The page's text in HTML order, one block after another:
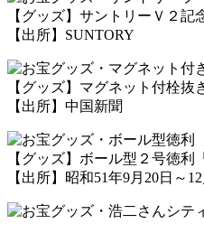
【グッズ】サントリーＶ２記
【出所】SUNTORY
【グッズ】マグネット付栓抜
【出所】中国新聞
【グッズ】ボール型２号徳利
【出所】昭和51年9月20日～